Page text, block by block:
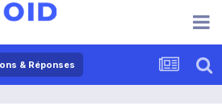
& Réponses